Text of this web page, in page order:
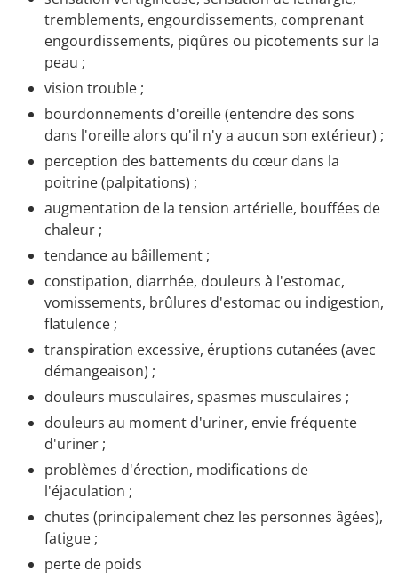
tremblements, engourdissements, comprenant
engourdissements, piqûres ou picotements sur la
peau ;
vision trouble ;
bourdonnements d'oreille (entendre des sons
dans l'oreille alors qu'il n'y a aucun son extérieur) ;
perception des battements du cœur dans la
poitrine (palpitations) ;
augmentation de la tension artérielle, bouffées de
chaleur ;
tendance au bâillement ;
constipation, diarrhée, douleurs à l'estomac,
vomissements, brûlures d'estomac ou indigestion,
flatulence ;
transpiration excessive, éruptions cutanées (avec
démangeaison) ;
douleurs musculaires, spasmes musculaires ;
douleurs au moment d'uriner, envie fréquente
d'uriner ;
problèmes d'érection, modifications de
l'éjaculation ;
chutes (principalement chez les personnes âgées),
fatigue ;
perte de poids